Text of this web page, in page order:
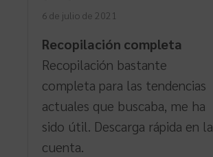
6 de julio de 2021
Recopilación completa
Recopilación bastante
completa para las tendencias
actuales que buscaba, me ha
sido útil. Descarga rápida en la
cuenta.